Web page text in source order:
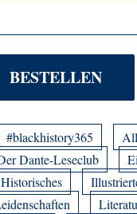
BESTELLEN
#blackhistory365
Dante-Leseclub
Historisches